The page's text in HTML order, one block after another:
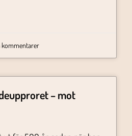
kommentarer
– mot